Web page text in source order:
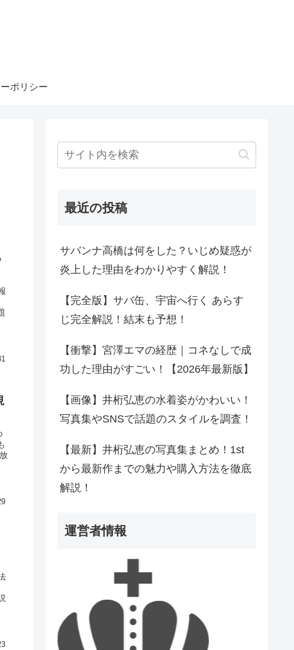
ポリシー
最近の投稿
サバンナ高橋は何をした？いじめ疑惑が
炎上した理由をわかりやすく解説！
【完全版】サバ缶、宇宙へ行く あらす
じ完全解説！結末も予想！
【衝撃】宮澤エマの経歴｜コネなしで成
功した理由がすごい！【2026年最新版】
【画像】井桁弘恵の水着姿がかわいい！
写真集やSNSで話題のスタイルを調査！
【最新】井桁弘恵の写真集まとめ！1st
から最新作までの魅力や購入方法を徹底
解説！
運営者情報